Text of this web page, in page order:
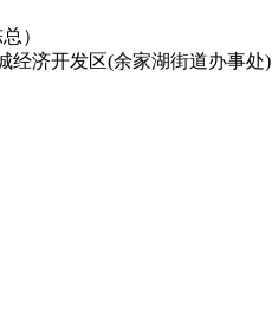
）
济开发区(余家湖街道办事处)